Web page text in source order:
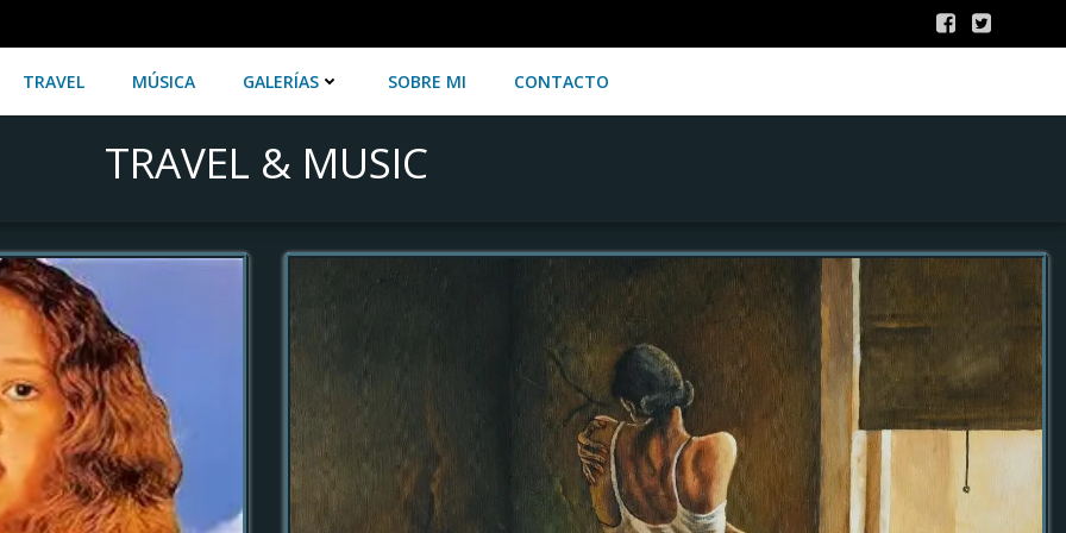
TRAVEL MÚSICA GALERÍAS SOBRE MI CONTACTO
TRAVEL & MUSIC